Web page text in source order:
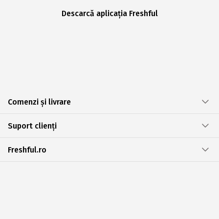
Descarcă aplicația Freshful
Comenzi și livrare
Suport clienți
Freshful.ro